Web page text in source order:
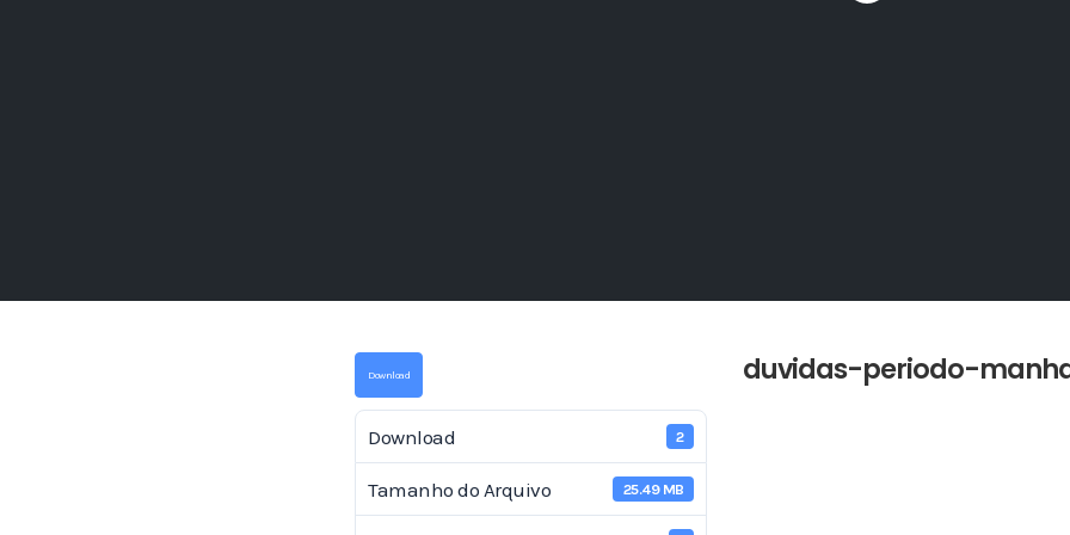
Download
Download 2
Tamanho do Arquivo 25.49 MB
duvidas-periodo-